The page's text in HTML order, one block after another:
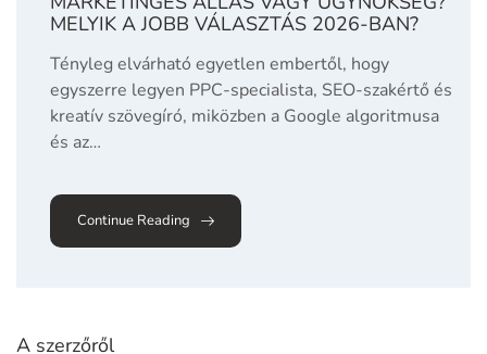
MELYIK A JOBB VÁLASZTÁS 2026-BAN?
Tényleg elvárható egyetlen embertől, hogy
egyszerre legyen PPC-specialista, SEO-szakértő és
kreatív szövegíró, miközben a Google algoritmusa
és az…
Continue Reading
A szerzőről